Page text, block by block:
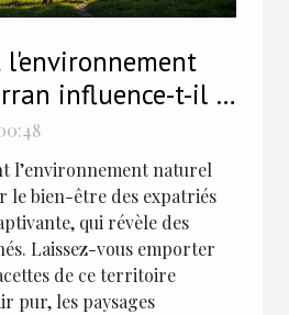
l'environnement
influence-t-il le
expatriés ?
l’environnement naturel
le bien-être des expatriés
qui révèle des
Laissez-vous emporter
de ce territoire
pur, les paysages